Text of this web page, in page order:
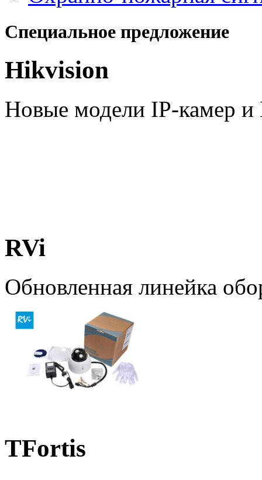
Специальное предложение
Hikvision
Новые модели IP-камер и
RVi
Обновленная линейка
TFortis